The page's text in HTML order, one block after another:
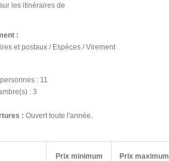
les itinéraires de
:
et postaux / Espèces / Virement
: 11
: 3
: Ouvert toute l'année.
Prix minimum Prix maximum